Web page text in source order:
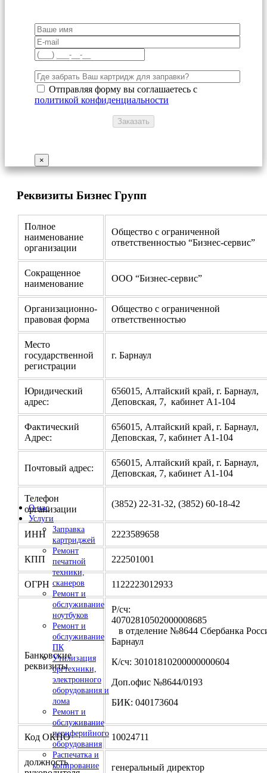
О нас
Услуги
Заправка
картриджей
Ремонт
печатной
техники,
сканеров
Ремонт и
обслуживание
ноутбуков
Ремонт и
обслуживание
ПК
Утилизация
оргтехники,
электронного
оборудования и
лома
Ремонт и
обслуживание
периферийного
оборудования
Распечатка и
копирование
Отправляя форму вы соглашаетесь с
политикой конфиденциальности
×
Реквизиты Бизнес Групп
Полное
наименование
организации
Общество с ограниченной
ответственностью “Бизнес-сервис”
Сокращенное
наименование
ООО “Бизнес-сервис”
Организационно-
правовая форма
Общество с ограниченной
ответственностью
Место
государственной
регистрации
г. Барнаул
Юридический
адрес:
656015, Алтайский край, г. Барнаул,
Деповская, 7, кабинет А1-104
Фактический
Адрес:
656015, Алтайский край, г. Барнаул,
Деповская, 7, кабинет А1-104
Почтовый адрес:
656015, Алтайский край, г. Барнаул,
Деповская, 7, кабинет А1-104
Телефон
организации
(3852) 22-31-32, (3852) 60-18-42
ИНН 2223589658
КПП 222501001
ОГРН 1122223012933
Банковские
реквизиты
Р/сч:
в отделение №8644 Сбербанка
Барнаул
К/сч: 30101810200000000604
Доп.офис №8644/0193
БИК: 040173604
Код ОКПО 10024711
должность
генеральный директор